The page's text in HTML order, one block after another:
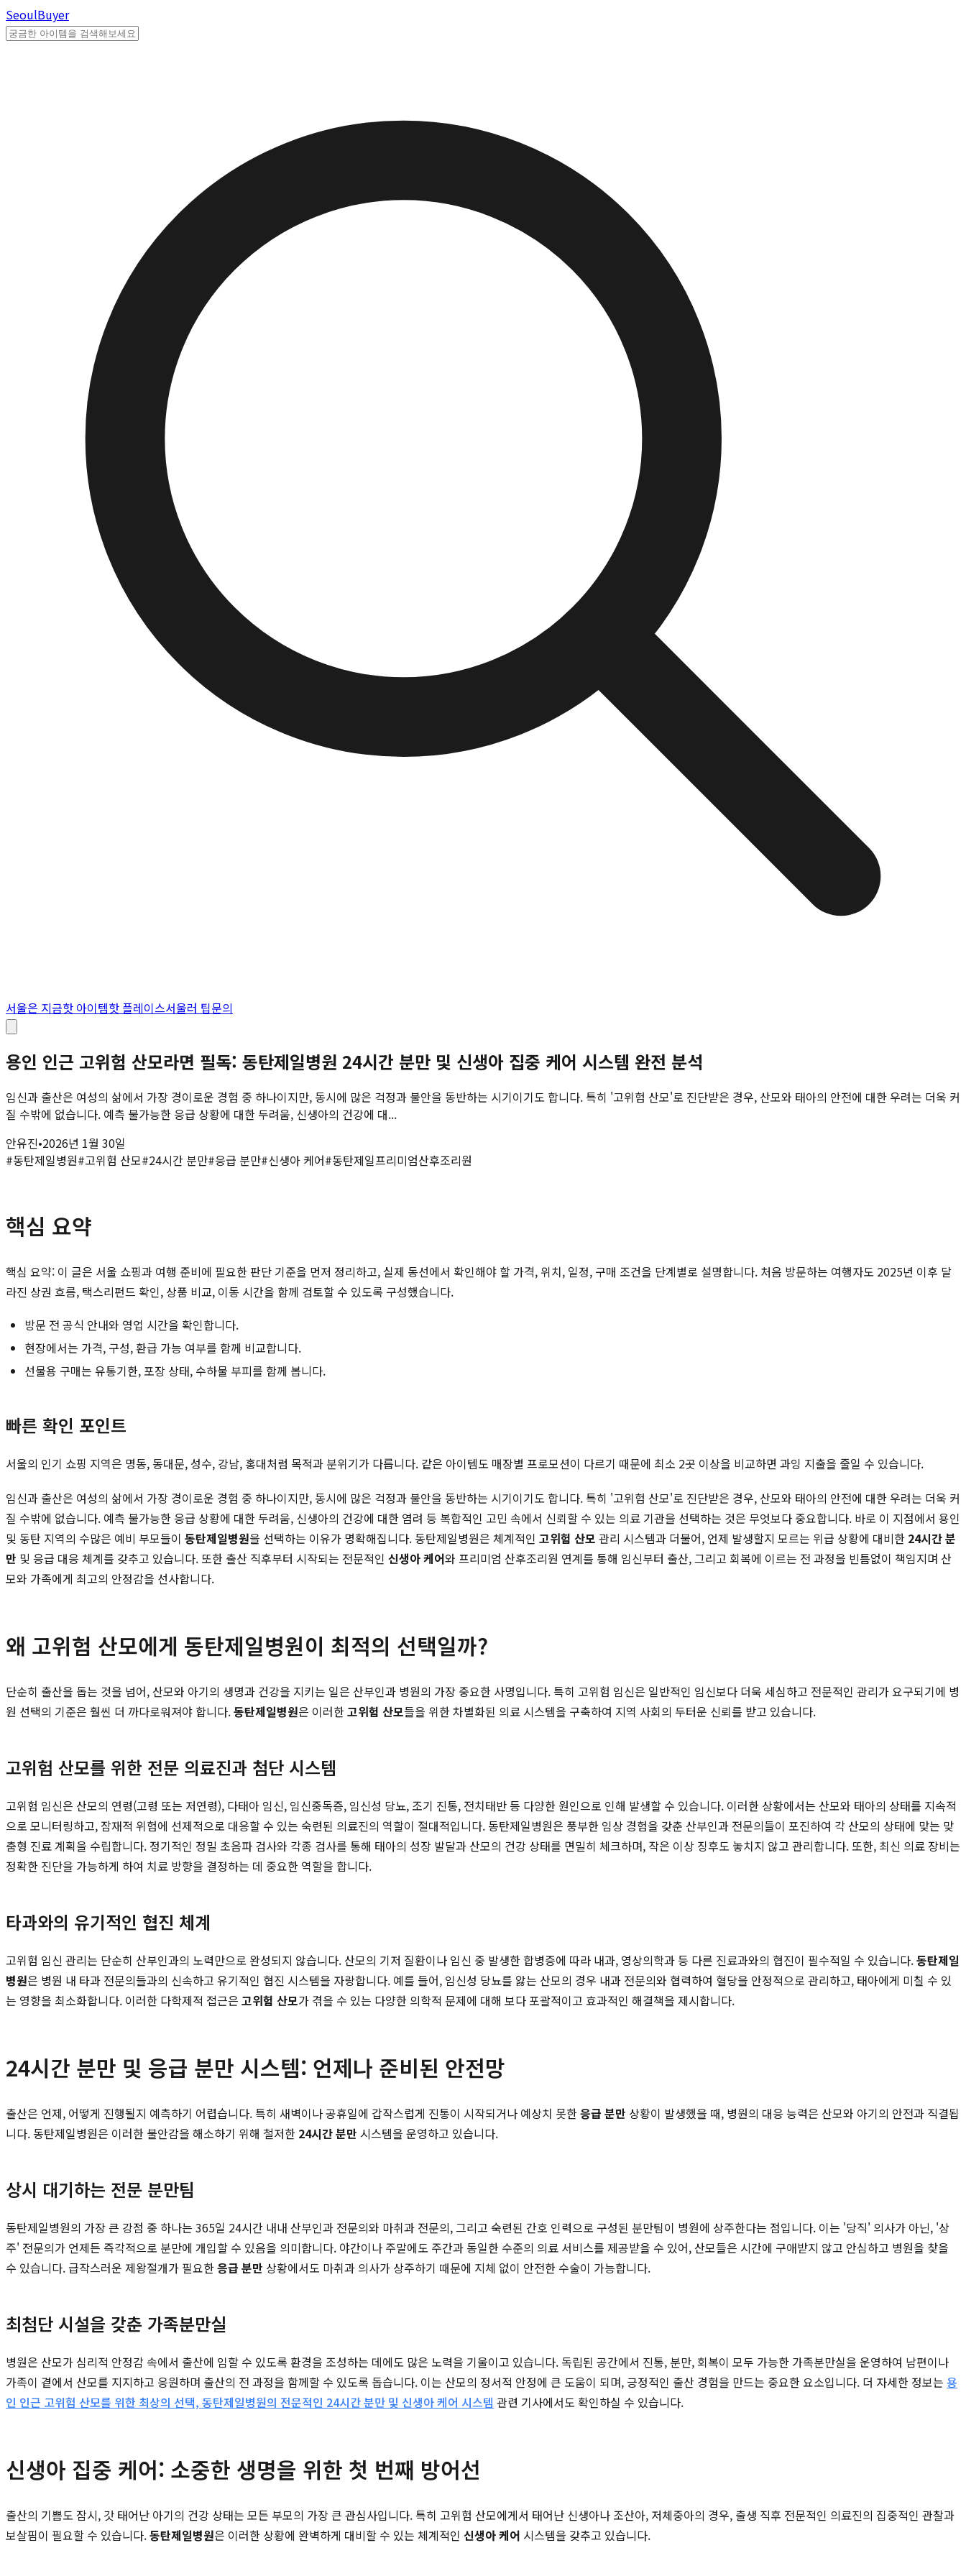
SeoulBuyer
서울은 지금핫 아이템핫 플레이스서울러 팁문의
용인 인근 고위험 산모라면 필독: 동탄제일병원 24시간 분만 및 신생아 집중 케어 시스템 완전 분석
임신과 출산은 여성의 삶에서 가장 경이로운 경험 중 하나이지만, 동시에 많은 걱정과 불안을 동반하는 시기이기도 합니다. 특히 '고위험 산모'로 진단받은 경우, 산모와 태아의 안전에 대한 우려는 더욱 커
질 수밖에 없습니다. 예측 불가능한 응급 상황에 대한 두려움, 신생아의 건강에 대...
안유진•2026년 1월 30일
#동탄제일병원#고위험 산모#24시간 분만#응급 분만#신생아 케어#동탄제일프리미엄산후조리원
핵심 요약
핵심 요약: 이 글은 서울 쇼핑과 여행 준비에 필요한 판단 기준을 먼저 정리하고, 실제 동선에서 확인해야 할 가격, 위치, 일정, 구매 조건을 단계별로 설명합니다. 처음 방문하는 여행자도 2025년 이후 달
라진 상권 흐름, 택스리펀드 확인, 상품 비교, 이동 시간을 함께 검토할 수 있도록 구성했습니다.
방문 전 공식 안내와 영업 시간을 확인합니다.
현장에서는 가격, 구성, 환급 가능 여부를 함께 비교합니다.
선물용 구매는 유통기한, 포장 상태, 수하물 부피를 함께 봅니다.
빠른 확인 포인트
서울의 인기 쇼핑 지역은 명동, 동대문, 성수, 강남, 홍대처럼 목적과 분위기가 다릅니다. 같은 아이템도 매장별 프로모션이 다르기 때문에 최소 2곳 이상을 비교하면 과잉 지출을 줄일 수 있습니다.
임신과 출산은 여성의 삶에서 가장 경이로운 경험 중 하나이지만, 동시에 많은 걱정과 불안을 동반하는 시기이기도 합니다. 특히 '고위험 산모'로 진단받은 경우, 산모와 태아의 안전에 대한 우려는 더욱 커
질 수밖에 없습니다. 예측 불가능한 응급 상황에 대한 두려움, 신생아의 건강에 대한 염려 등 복합적인 고민 속에서 신뢰할 수 있는 의료 기관을 선택하는 것은 무엇보다 중요합니다. 바로 이 지점에서 용인
및 동탄 지역의 수많은 예비 부모들이 동탄제일병원을 선택하는 이유가 명확해집니다. 동탄제일병원은 체계적인 고위험 산모 관리 시스템과 더불어, 언제 발생할지 모르는 위급 상황에 대비한 24시간 분
만 및 응급 대응 체계를 갖추고 있습니다. 또한 출산 직후부터 시작되는 전문적인 신생아 케어와 프리미엄 산후조리원 연계를 통해 임신부터 출산, 그리고 회복에 이르는 전 과정을 빈틈없이 책임지며 산
모와 가족에게 최고의 안정감을 선사합니다.
왜 고위험 산모에게 동탄제일병원이 최적의 선택일까?
단순히 출산을 돕는 것을 넘어, 산모와 아기의 생명과 건강을 지키는 일은 산부인과 병원의 가장 중요한 사명입니다. 특히 고위험 임신은 일반적인 임신보다 더욱 세심하고 전문적인 관리가 요구되기에 병
원 선택의 기준은 훨씬 더 까다로워져야 합니다.동탄제일병원은 이러한고위험 산모들을 위한 차별화된 의료 시스템을 구축하여 지역 사회의 두터운 신뢰를 받고 있습니다.
고위험 산모를 위한 전문 의료진과 첨단 시스템
고위험 임신은 산모의 연령(고령 또는 저연령), 다태아 임신, 임신중독증, 임신성 당뇨, 조기 진통, 전치태반 등 다양한 원인으로 인해 발생할 수 있습니다. 이러한 상황에서는 산모와 태아의 상태를 지속적
으로 모니터링하고, 잠재적 위험에 선제적으로 대응할 수 있는 숙련된 의료진의 역할이 절대적입니다. 동탄제일병원은 풍부한 임상 경험을 갖춘 산부인과 전문의들이 포진하여 각 산모의 상태에 맞는 맞
춤형 진료 계획을 수립합니다. 정기적인 정밀 초음파 검사와 각종 검사를 통해 태아의 성장 발달과 산모의 건강 상태를 면밀히 체크하며, 작은 이상 징후도 놓치지 않고 관리합니다. 또한, 최신 의료 장비는
정확한 진단을 가능하게 하여 치료 방향을 결정하는 데 중요한 역할을 합니다.
타과와의 유기적인 협진 체계
고위험 임신 관리는 단순히 산부인과의 노력만으로 완성되지 않습니다. 산모의 기저 질환이나 임신 중 발생한 합병증에 따라 내과, 영상의학과 등 다른 진료과와의 협진이 필수적일 수 있습니다.동탄제일
병원은 병원 내 타과 전문의들과의 신속하고 유기적인 협진 시스템을 자랑합니다. 예를 들어, 임신성 당뇨를 앓는 산모의 경우 내과 전문의와 협력하여 혈당을 안정적으로 관리하고, 태아에게 미칠 수 있
는 영향을 최소화합니다. 이러한 다학제적 접근은 고위험 산모가 겪을 수 있는 다양한 의학적 문제에 대해 보다 포괄적이고 효과적인 해결책을 제시합니다.
24시간 분만 및 응급 분만 시스템: 언제나 준비된 안전망
출산은 언제, 어떻게 진행될지 예측하기 어렵습니다. 특히 새벽이나 공휴일에 갑작스럽게 진통이 시작되거나 예상치 못한응급 분만 상황이 발생했을 때, 병원의 대응 능력은 산모와 아기의 안전과 직결됩
니다. 동탄제일병원은 이러한 불안감을 해소하기 위해 철저한 24시간 분만 시스템을 운영하고 있습니다.
상시 대기하는 전문 분만팀
동탄제일병원의 가장 큰 강점 중 하나는 365일 24시간 내내 산부인과 전문의와 마취과 전문의, 그리고 숙련된 간호 인력으로 구성된 분만팀이 병원에 상주한다는 점입니다. 이는 '당직' 의사가 아닌, '상
주' 전문의가 언제든 즉각적으로 분만에 개입할 수 있음을 의미합니다. 야간이나 주말에도 주간과 동일한 수준의 의료 서비스를 제공받을 수 있어, 산모들은 시간에 구애받지 않고 안심하고 병원을 찾을
수 있습니다. 급작스러운 제왕절개가 필요한응급 분만 상황에서도 마취과 의사가 상주하기 때문에 지체 없이 안전한 수술이 가능합니다.
최첨단 시설을 갖춘 가족분만실
병원은 산모가 심리적 안정감 속에서 출산에 임할 수 있도록 환경을 조성하는 데에도 많은 노력을 기울이고 있습니다. 독립된 공간에서 진통, 분만, 회복이 모두 가능한 가족분만실을 운영하여 남편이나
가족이 곁에서 산모를 지지하고 응원하며 출산의 전 과정을 함께할 수 있도록 돕습니다. 이는 산모의 정서적 안정에 큰 도움이 되며, 긍정적인 출산 경험을 만드는 중요한 요소입니다. 더 자세한 정보는 용
인 인근 고위험 산모를 위한 최상의 선택, 동탄제일병원의 전문적인 24시간 분만 및 신생아 케어 시스템 관련 기사에서도 확인하실 수 있습니다.
신생아 집중 케어: 소중한 생명을 위한 첫 번째 방어선
출산의 기쁨도 잠시, 갓 태어난 아기의 건강 상태는 모든 부모의 가장 큰 관심사입니다. 특히 고위험 산모에게서 태어난 신생아나 조산아, 저체중아의 경우, 출생 직후 전문적인 의료진의 집중적인 관찰과
보살핌이 필요할 수 있습니다.동탄제일병원은 이러한 상황에 완벽하게 대비할 수 있는 체계적인 신생아 케어 시스템을 갖추고 있습니다.